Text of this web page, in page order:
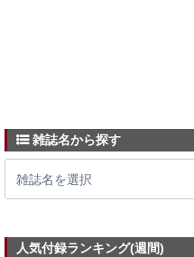
雑誌名から探す
人気付録ランキング(週間)